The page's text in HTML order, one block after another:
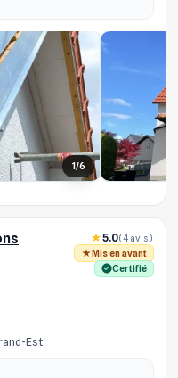
qui à suivi j'ai obtenu un
1/6
5.0(4 avis)
Mis en avant
Certifié
Est